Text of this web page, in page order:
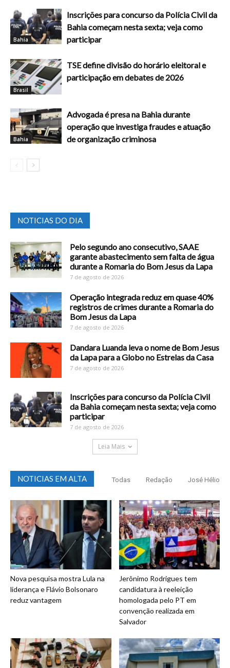
Bahia
Inscrições para concurso da Polícia Civil da
Bahia começam nesta sexta; veja como
participar
Brasil
TSE define divisão do horário eleitoral e
participação em debates de 2026
Bahia
Advogada é presa na Bahia durante
operação que investiga fraudes e atuação
de organização criminosa
NOTICIAS DO DIA
Pelo segundo ano consecutivo, SAAE
garante abastecimento sem falta de água
durante a Romaria do Bom Jesus da Lapa
7 de agosto de 2026
Operação integrada reduz em quase 40%
registros de crimes durante a Romaria do
Bom Jesus da Lapa
7 de agosto de 2026
Dandara Luanda leva o nome de Bom Jesus
da Lapa para a Globo no Estrelas da Casa
7 de agosto de 2026
Inscrições para concurso da Polícia Civil
da Bahia começam nesta sexta; veja como
participar
7 de agosto de 2026
Leia Mais
NOTICIAS EM ALTA Todas Redação José Hélio
Nova pesquisa mostra Lula na
liderança e Flávio Bolsonaro
reduz vantagem
Jerônimo Rodrigues tem
candidatura à reeleição
homologada pelo PT em
convenção realizada em
Salvador